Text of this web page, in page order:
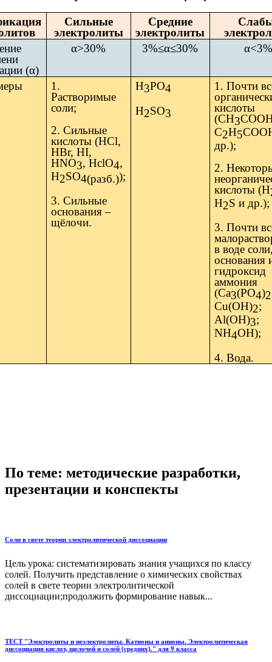
Сильные
электролиты
Средние
электролиты
(α)
α>30% 3%≤α≤30%
1.
Растворимые
соли;
2. Сильные
кислоты (НСl,
HBr, HI,
НNО3, НсlO4,
Н2SO4(разб.));
3. Сильные
основания –
щёлочи.
H3PO4
H2SO3
1. Почти
кислоты
(CH3
C2H5
др.);
2.
кислоты (H
H2S и др.);
3. Почти
в воде
основания
гидроксид
аммония
(Ca3(PO4)2
Cu(OH)2;
Al(OH)3;
NH4OH);
4. Вода.
По теме: методические разработки,
презентации и конспекты
Соли в свете теории электролитической диссоциации
Цель урока: систематизировать знания учащихся по классу
солей. Получить представление о химических свойствах
солей в свете теории электролитической
диссоциации;продолжить формирование навык...
ТЕСТ "Электролиты и неэлектролиты. Катионы и анионы. Электролитическая
диссоциация кислот, щелочей и солей (средних)." для 9 класса